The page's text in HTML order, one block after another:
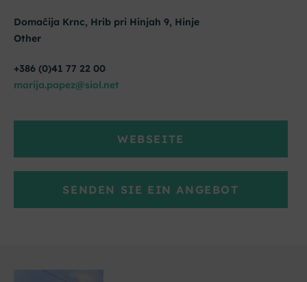
Domačija Krnc, Hrib pri Hinjah 9, Hinje
Other
+386 (0)41 77 22 00
marija.papez@siol.net
WEBSEITE
SENDEN SIE EIN ANGEBOT